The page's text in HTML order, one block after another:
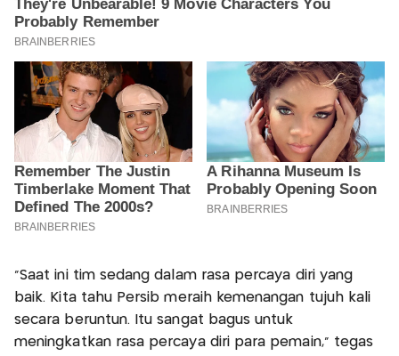
“Saat ini tim sedang dalam rasa percaya diri yang
baik. Kita tahu Persib meraih kemenangan tujuh kali
secara beruntun. Itu sangat bagus untuk
meningkatkan rasa percaya diri para pemain,” tegas